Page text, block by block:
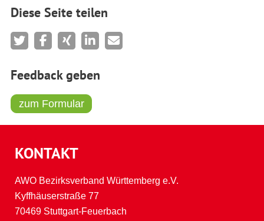
Diese Seite teilen
Feedback geben
zum Formular
KONTAKT
AWO Bezirksverband Württemberg e.V.
Kyffhäuserstraße 77
70469 Stuttgart-Feuerbach